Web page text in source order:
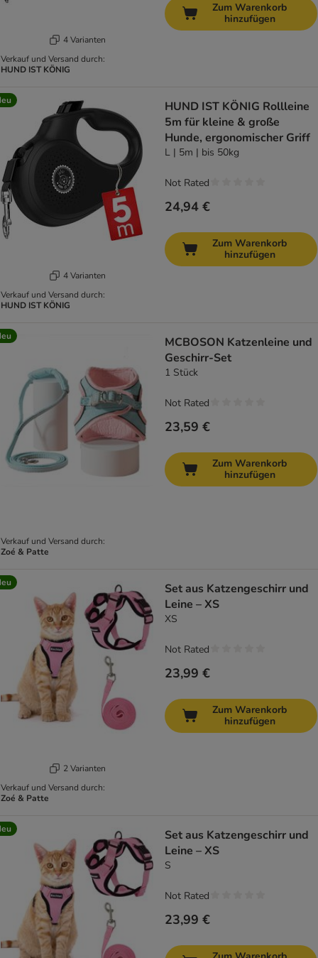
4 Varianten
Verkauf und Versand durch:
HUND IST KÖNIG
Zum Warenkorb
hinzufügen
4 Varianten
Verkauf und Versand durch:
HUND IST KÖNIG
HUND IST KÖNIG Rollleine
5m für kleine & große
Hunde, ergonomischer Griff
L | 5m | bis 50kg
24,94 €
Not Rated
Zum Warenkorb
hinzufügen
Verkauf und Versand durch:
Zoé & Patte
MCBOSON Katzenleine und
Geschirr-Set
1 Stück
23,59 €
Not Rated
Zum Warenkorb
hinzufügen
2 Varianten
Verkauf und Versand durch:
Zoé & Patte
Set aus Katzengeschirr und
Leine – XS
XS
23,99 €
Not Rated
Zum Warenkorb
hinzufügen
Set aus Katzengeschirr und
Leine – XS
S
23,99 €
Not Rated